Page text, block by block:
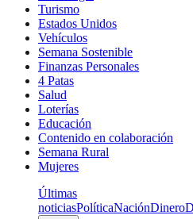
Turismo
Estados Unidos
Vehículos
Semana Sostenible
Finanzas Personales
4 Patas
Salud
Loterías
Educación
Contenido en colaboración
Semana Rural
Mujeres
Últimas
noticiasPolíticaNaciónDinero